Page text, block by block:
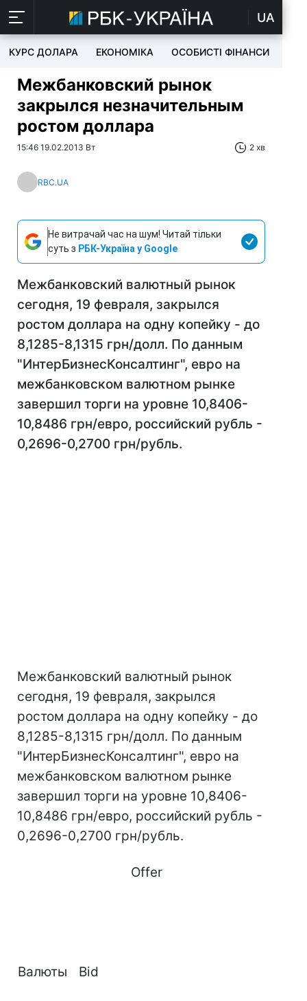
UA
КУРС ДОЛАРА ЕКОНОМІКА ОСОБИСТІ ФІНАНСИ
Межбанковский рынок
закрылся незначительным
ростом доллара
15:46 19.02.2013 Вт 2 хв
RBC.UA
Не витрачай час на шум! Читай тільки
суть з РБК-Україна у Google
Межбанковский валютный рынок
сегодня, 19 февраля, закрылся
ростом доллара на одну копейку - до
8,1285-8,1315 грн/долл. По данным
"ИнтерБизнесКонсалтинг", евро на
межбанковском валютном рынке
завершил торги на уровне 10,8406-
10,8486 грн/евро, российский рубль -
0,2696-0,2700 грн/рубль.
Межбанковский валютный рынок
сегодня, 19 февраля, закрылся
ростом доллара на одну копейку - до
8,1285-8,1315 грн/долл. По данным
"ИнтерБизнесКонсалтинг", евро на
межбанковском валютном рынке
завершил торги на уровне 10,8406-
10,8486 грн/евро, российский рубль -
0,2696-0,2700 грн/рубль.
Валюты Bid
Offer